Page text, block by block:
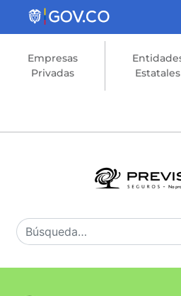
Saltar al contenido principal
Empresas
Privadas
Estatales